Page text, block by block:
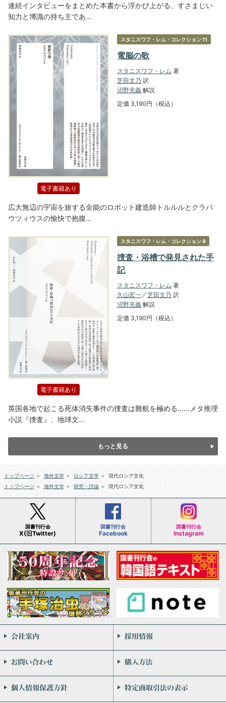
連続インタビューをまとめた本書から浮かび上がる、すさまじい
知力と博識の持ち主であ…
電子書籍あり
スタニスワフ・レム・コレクション 11
電脳の歌
スタニスワフ・レム 著
芝田文乃 訳
沼野充義 解説
定価 3,190円（税込）
広大無辺の宇宙を旅する全能のロボット建造師トルルルとクラパ
ウツィウスの愉快で抱腹…
電子書籍あり
スタニスワフ・レム・コレクション 9
捜査・浴槽で発見された手
記
スタニスワフ・レム 著
久山宏一 ／芝田文乃 訳
沼野充義 解説
定価 3,190円（税込）
英国各地で起こる死体消失事件の捜査は難航を極める……メタ推理
小説『捜査』、地球文…
もっと見る
トップページ ＞ 海外文学 ＞ ロシア文学 ＞
現代ロシア文化
トップページ ＞ 海外文学 ＞ 研究・評論 ＞ 現代ロシア文化
国書刊行会
X(旧Twitter)
国書刊行会
Facebook
国書刊行会
Instagram
会社案内
お問い合わせ
個人情報保護方針